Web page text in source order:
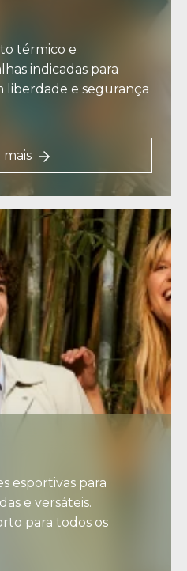
térmico e
indicadas para
liberdade e segurança
mais
esportivas para
e versáteis.
para todos os